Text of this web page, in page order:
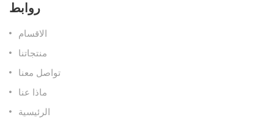
روابط
الاقسام
منتجاتنا
تواصل معنا
ماذا عنا
الرئيسية